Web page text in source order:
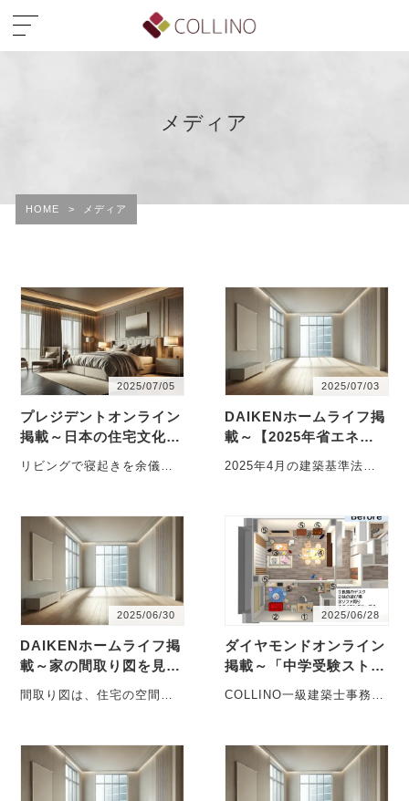
メディア
HOME > メディア
2025/07/05
プレジデントオンライン
掲載～日本の住宅文化
に"妻の部屋"がないとい
う大問題
リビングで寝起きを余儀な
室を占拠してい・・・
2025/07/03
DAIKENホームライフ掲
載～【2025年省エネ基
準の義務化】家づくりに
どう影響？
2025年4月の建築基準法改
例の縮小」・・・
2025/06/30
DAIKENホームライフ掲
載～家の間取り図を見る
コツ
間取り図は、住宅の空間構
が、専門的な記号・・・
2025/06/28
ダイヤモンドオンライン
掲載～「中学受験ストレ
スと散らかった家」で夫
婦関係が悪化
COLLINO一級建築士事務所
験ストレスと・・・